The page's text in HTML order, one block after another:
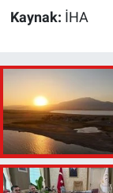
Kaynak: İHA